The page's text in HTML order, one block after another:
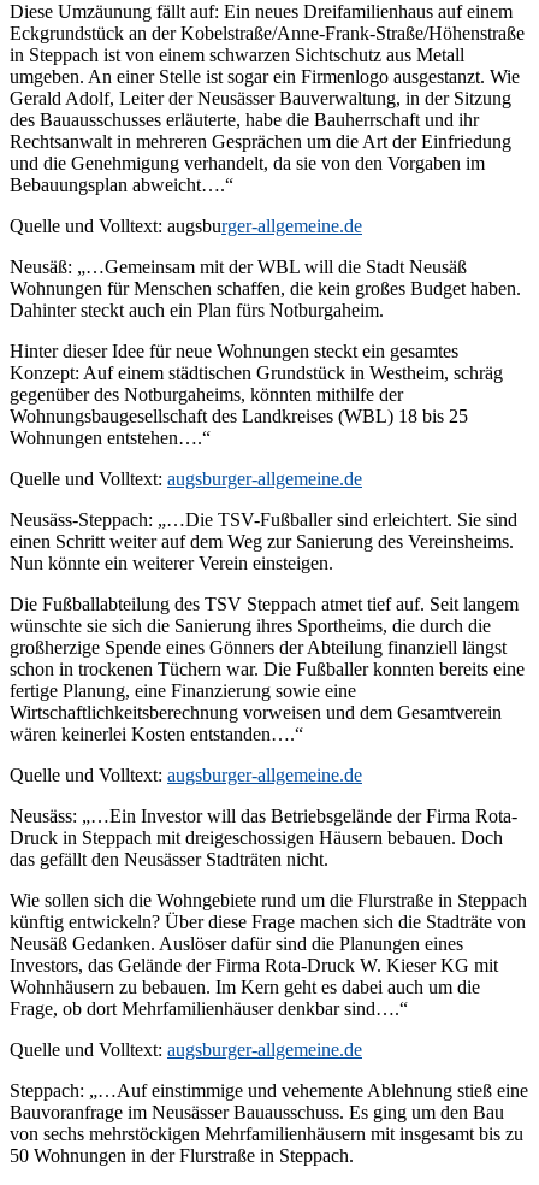
Diese Umzäunung fällt auf: Ein neues Dreifamilienhaus auf einem
Eckgrundstück an der Kobelstraße/Anne-Frank-Straße/Höhenstraße
in Steppach ist von einem schwarzen Sichtschutz aus Metall
umgeben. An einer Stelle ist sogar ein Firmenlogo ausgestanzt. Wie
Gerald Adolf, Leiter der Neusässer Bauverwaltung, in der Sitzung
des Bauausschusses erläuterte, habe die Bauherrschaft und ihr
Rechtsanwalt in mehreren Gesprächen um die Art der Einfriedung
und die Genehmigung verhandelt, da sie von den Vorgaben im
Bebauungsplan abweicht….“
Quelle und Volltext: augsburger-allgemeine.de
Neusäß: „…Gemeinsam mit der WBL will die Stadt Neusäß
Wohnungen für Menschen schaffen, die kein großes Budget haben.
Dahinter steckt auch ein Plan fürs Notburgaheim.
Hinter dieser Idee für neue Wohnungen steckt ein gesamtes
Konzept: Auf einem städtischen Grundstück in Westheim, schräg
gegenüber des Notburgaheims, könnten mithilfe der
Wohnungsbaugesellschaft des Landkreises (WBL) 18 bis 25
Wohnungen entstehen….“
Quelle und Volltext: augsburger-allgemeine.de
Neusäss-Steppach: „…Die TSV-Fußballer sind erleichtert. Sie sind
einen Schritt weiter auf dem Weg zur Sanierung des Vereinsheims.
Nun könnte ein weiterer Verein einsteigen.
Die Fußballabteilung des TSV Steppach atmet tief auf. Seit langem
wünschte sie sich die Sanierung ihres Sportheims, die durch die
großherzige Spende eines Gönners der Abteilung finanziell längst
schon in trockenen Tüchern war. Die Fußballer konnten bereits eine
fertige Planung, eine Finanzierung sowie eine
Wirtschaftlichkeitsberechnung vorweisen und dem Gesamtverein
wären keinerlei Kosten entstanden….“
Quelle und Volltext: augsburger-allgemeine.de
Neusäss: „…Ein Investor will das Betriebsgelände der Firma Rota-
Druck in Steppach mit dreigeschossigen Häusern bebauen. Doch
das gefällt den Neusässer Stadträten nicht.
Wie sollen sich die Wohngebiete rund um die Flurstraße in Steppach
künftig entwickeln? Über diese Frage machen sich die Stadträte von
Neusäß Gedanken. Auslöser dafür sind die Planungen eines
Investors, das Gelände der Firma Rota-Druck W. Kieser KG mit
Wohnhäusern zu bebauen. Im Kern geht es dabei auch um die
Frage, ob dort Mehrfamilienhäuser denkbar sind….“
Quelle und Volltext: augsburger-allgemeine.de
Steppach: „…Auf einstimmige und vehemente Ablehnung stieß eine
Bauvoranfrage im Neusässer Bauausschuss. Es ging um den Bau
von sechs mehrstöckigen Mehrfamilienhäusern mit insgesamt bis zu
50 Wohnungen in der Flurstraße in Steppach.